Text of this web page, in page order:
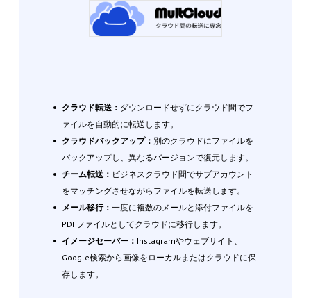
クラウド転送： ダウンロードせずにクラウド間でフ
ァイルを自動的に転送します。
クラウドバックアップ： 別のクラウドにファイルを
バックアップし、異なるバージョンで復元します。
チーム転送： ビジネスクラウド間でサブアカウント
をマッチングさせながらファイルを転送します。
メール移行： 一度に複数のメールと添付ファイルを
PDFファイルとしてクラウドに移行します。
イメージセーバー： Instagramやウェブサイト、
Google検索から画像をローカルまたはクラウドに保
存します。